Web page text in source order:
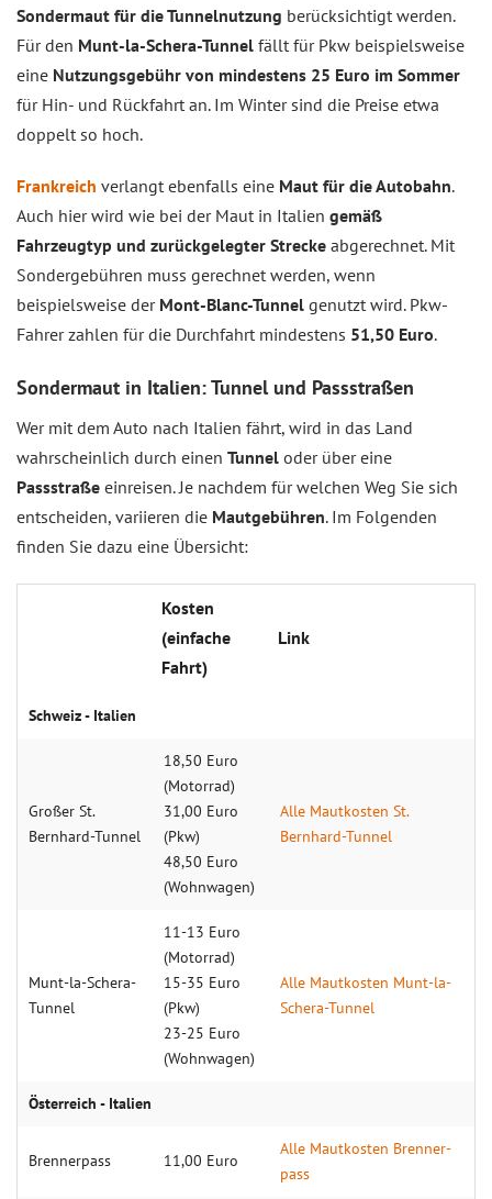
Sondermaut für die Tunnelnutzung berücksichtigt werden.
Für den Munt-la-Schera-Tunnel fällt für Pkw beispielsweise
eine Nutzungsgebühr von mindestens 25 Euro im Sommer
für Hin- und Rückfahrt an. Im Winter sind die Preise etwa
doppelt so hoch.
Frankreich verlangt ebenfalls eine Maut für die Autobahn.
Auch hier wird wie bei der Maut in Italien gemäß
Fahrzeugtyp und zurückgelegter Strecke abgerechnet. Mit
Sondergebühren muss gerechnet werden, wenn
beispielsweise der Mont-Blanc-Tunnel genutzt wird. Pkw-
Fahrer zahlen für die Durchfahrt mindestens 51,50 Euro.
Sondermaut in Italien: Tunnel und Passstraßen
Wer mit dem Auto nach Italien fährt, wird in das Land
wahrscheinlich durch einen Tunnel oder über eine
Passstraße einreisen. Je nachdem für welchen Weg Sie sich
entscheiden, variieren die Mautgebühren. Im Folgenden
finden Sie dazu eine Übersicht:
Kosten
(einfache
Fahrt)
Link
Schweiz - Italien
Großer St.
Bernhard-Tunnel
18,50 Euro
(Motorrad)
31,00 Euro
(Pkw)
48,50 Euro
(Wohnwagen)
Alle Maut­kosten St.
Bernhard-Tunnel
Munt-la-Schera-
Tunnel
11-13 Euro
(Motorrad)
15-35 Euro
(Pkw)
23-25 Euro
(Wohnwagen)
Alle Maut­kosten Munt-la-
Schera-Tunnel
Österreich - Italien
Brennerpass 11,00 Euro
Alle Maut­kosten Brenner­
pass